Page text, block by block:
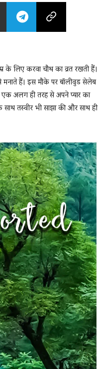
के लिए करवा चौथ का व्रत रखती हैं।
मनाते हैं। इस मौके पर बॉलीवुड सेलेब
अलग ही तरह से अपने प्यार का
साथ तस्वीर भी साझा की और साथ ही